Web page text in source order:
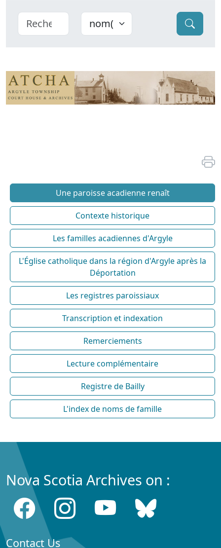
Une paroisse acadienne renaît
Contexte historique
Les familles acadiennes d'Argyle
L'Église catholique dans la région d'Argyle après la
Déportation
Les registres paroissiaux
Transcription et indexation
Remerciements
Lecture complémentaire
Registre de Bailly
L'index de noms de famille
Nova Scotia Archives on :
Contact Us